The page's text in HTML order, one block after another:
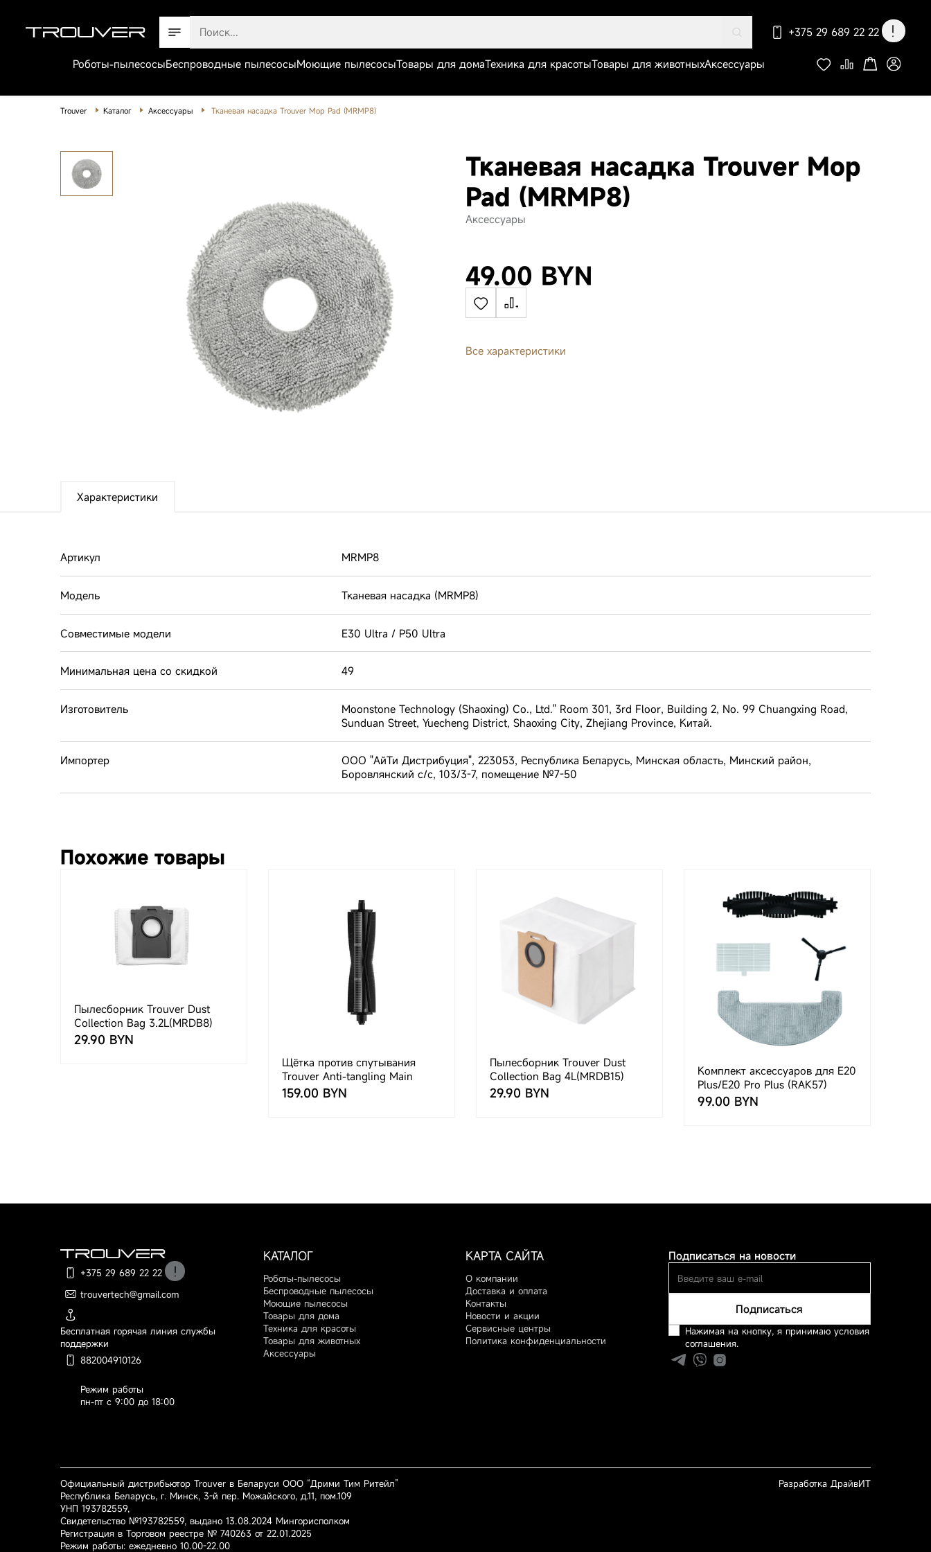
+375 29 689 22 22
По вопросам оформления
Роботы-пылесосыБеспроводные пылесосыМоющие пылесосыТовары для домаТехника для красотыТовары для животныхАксессуары
Беспроводные пылесосы
Моющие пылесосы
Робот-пылесос
Trouver V50 Ultra
Complete White
Робот-пылесос
Trouver Z60 Ultra
Roller Complete
60
Посмотреть все
Trouver Каталог Аксессуары Тканевая насадка Trouver Mop Pad (MRMP8)
Тканевая насадка Trouver Mop
Pad (MRMP8)
Аксессуары
49.00 BYN
Все характеристики
Характеристики
Артикул MRMP8
Модель Тканевая насадка (MRMP8)
Совместимые модели E30 Ultra / P50 Ultra
Минимальная цена со скидкой 49
Изготовитель
Moonstone Technology (Shaoxing) Co., Ltd." Room 301, 3rd Floor, Building 2, No. 99 Chuangxing Road,
Sunduan Street, Yuecheng District, Shaoxing City, Zhejiang Province, Китай.
Импортер
ООО "АйТи Дистрибуция", 223053, Республика Беларусь, Минская область, Минский район,
Боровлянский с/с, 103/3-7, помещение №7-50
Похожие товары
Пылесборник Trouver Dust
Collection Bag 3.2L(MRDB8)
29.90 BYN
Щётка против спутывания
Trouver Anti-tangling Main
Brush (MRMB10)
159.00 BYN
Пылесборник Trouver Dust
Collection Bag 4L(MRDB15)
29.90 BYN
Комплект аксессуаров для E20
Plus/E20 Pro Plus (RAK57)
99.00 BYN
+375 29 689 22 22
По вопросам оформления
заказа, доставки и оплаты
trouvertech@gmail.com
Бесплатная горячая линия службы
поддержки
882004910126
Режим работы
пн-пт с 9:00 до 18:00
КАТАЛОГ
Роботы-пылесосы
Беспроводные пылесосы
Моющие пылесосы
Товары для дома
Техника для красоты
Товары для животных
Аксессуары
КАРТА САЙТА
О компании
Доставка и оплата
Контакты
Новости и акции
Сервисные центры
Политика конфиденциальности
Подписаться на новости
Подписаться
Нажимая на кнопку, я принимаю условия
соглашения.
Официальный дистрибьютор Trouver в Беларуси ООО “Дрими Тим Ритейл”
Республика Беларусь, г. Минск, 3-й пер. Можайского, д.11, пом.109
УНП 193782559,
Свидетельство №193782559, выдано 13.08.2024 Мингорисполком
Регистрация в Торговом реестре № 740263 от 22.01.2025
Режим работы: ежедневно 10.00-22.00
Разработка ДрайвИТ